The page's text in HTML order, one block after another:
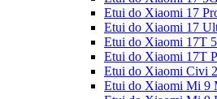
Etui do Xiaomi 17
Etui do Xiaomi 17
Etui do Xiaomi 17T
Etui do Xiaomi 17T
Etui do Xiaomi Civi
Etui do Xiaomi Mi 9